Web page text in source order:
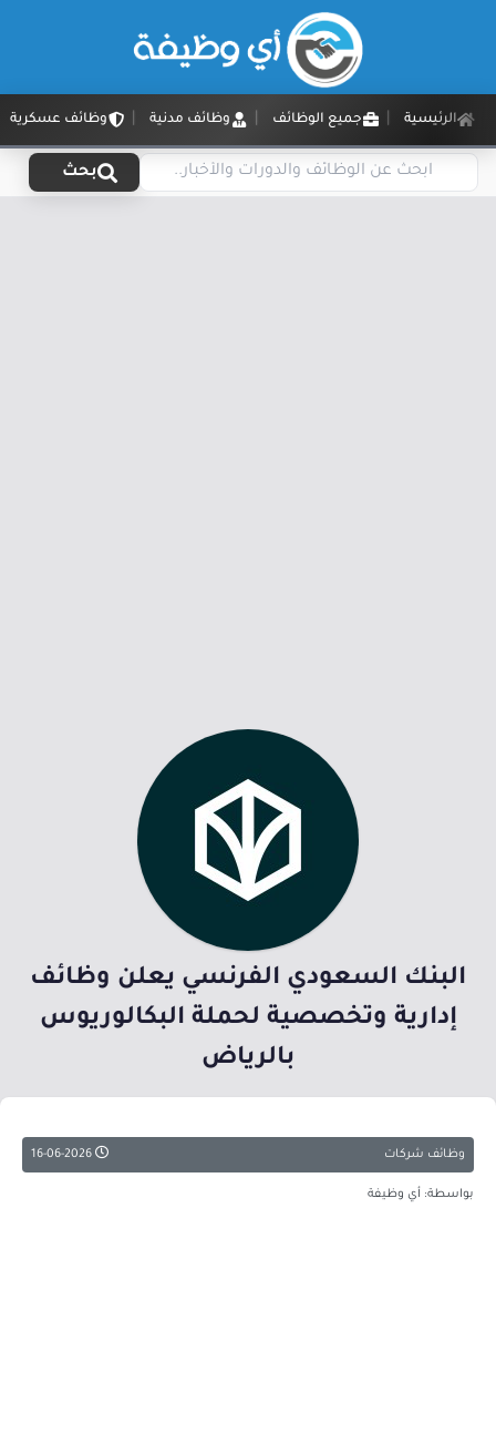
الرئيسية جميع الوظائف وظائف مدنية وظائف عسكرية
بحث
البنك السعودي الفرنسي يعلن وظائف
إدارية وتخصصية لحملة البكالوريوس
بالرياض
وظائف شركات
بواسطة: أي وظيفة